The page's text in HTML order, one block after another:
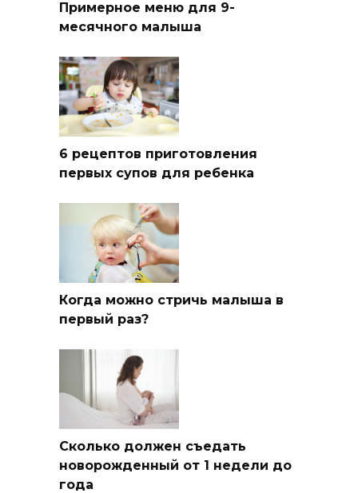
Примерное меню для 9-
месячного малыша
6 рецептов приготовления
первых супов для ребенка
Когда можно стричь малыша в
первый раз?
Сколько должен съедать
новорожденный от 1 недели до
года